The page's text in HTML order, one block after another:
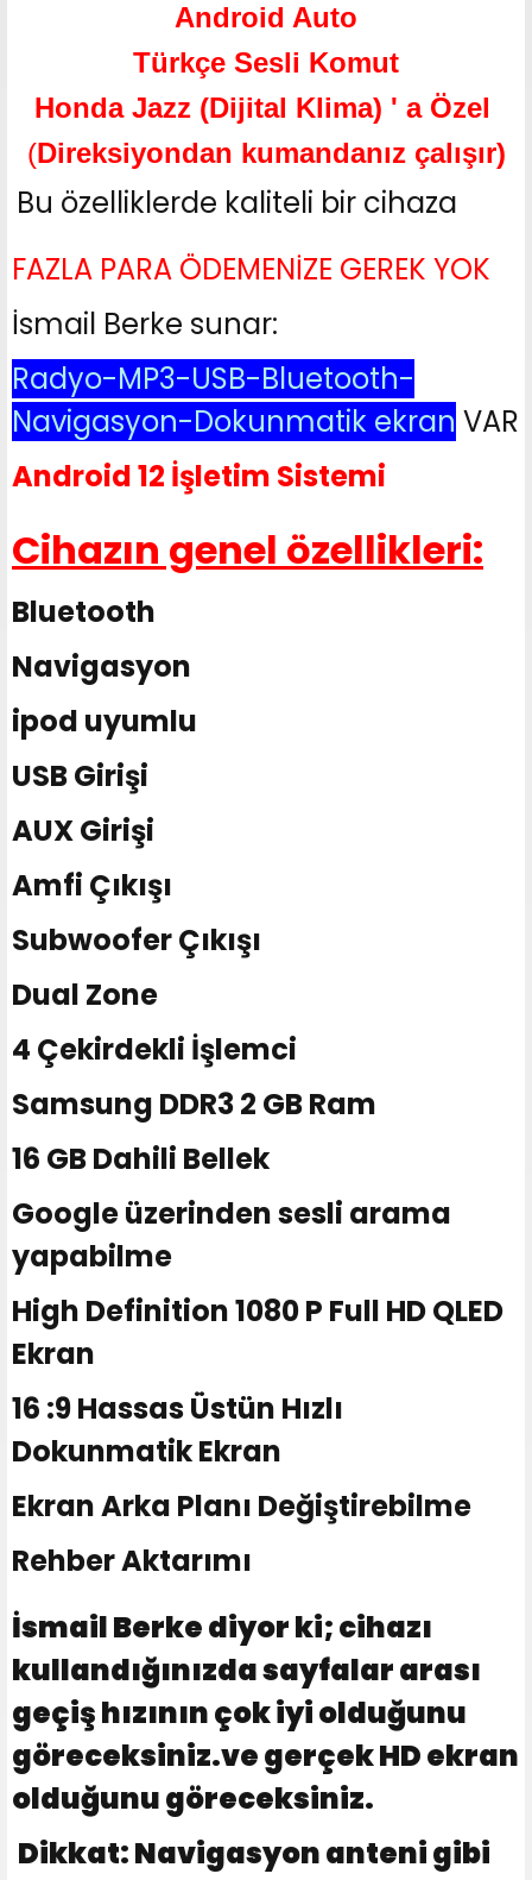
Android Auto
Türkçe Sesli Komut
Honda Jazz (Dijital Klima) ' a Özel
(Direksiyondan kumandanız çalışır)
Bu özelliklerde kaliteli bir cihaza
FAZLA PARA ÖDEMENİZE GEREK YOK
İsmail Berke sunar:
Radyo-MP3-USB-Bluetooth-
Navigasyon-Dokunmatik ekran VAR
Android 12 İşletim Sistemi
Cihazın genel özellikleri:
Bluetooth
Navigasyon
ipod uyumlu
USB Girişi
AUX Girişi
Amfi Çıkışı
Subwoofer Çıkışı
Dual Zone
4 Çekirdekli İşlemci
Samsung DDR3 2 GB Ram
16 GB Dahili Bellek
Google üzerinden sesli arama
yapabilme
High Definition 1080 P Full HD QLED
Ekran
16 :9 Hassas Üstün Hızlı
Dokunmatik Ekran
Ekran Arka Planı Değiştirebilme
Rehber Aktarımı
İsmail Berke diyor ki; cihazı
kullandığınızda sayfalar arası
geçiş hızının çok iyi olduğunu
göreceksiniz.ve gerçek HD ekran
olduğunu göreceksiniz.
Dikkat: Navigasyon anteni gibi